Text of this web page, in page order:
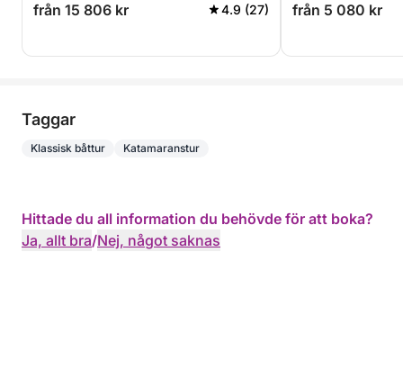
från 15 806 kr 4.9 (27) från 5 080 kr
Taggar
Klassisk båttur Katamaranstur
Hittade du all information du behövde för att boka?
Ja, allt bra/Nej, något saknas